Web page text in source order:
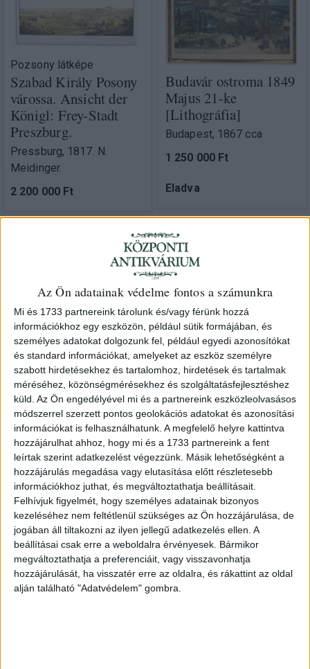
Az Ön adatainak védelme fontos a számunkra
Mi és 1733 partnereink tárolunk és/vagy férünk hozzá
információkhoz egy eszközön, például sütik formájában, és
személyes adatokat dolgozunk fel, például egyedi azonosítókat
és standard információkat, amelyeket az eszköz személyre
szabott hirdetésekhez és tartalomhoz, hirdetések és tartalmak
méréséhez, közönségmérésekhez és szolgáltatásfejlesztéshez
küld. Az Ön engedélyével mi és a partnereink eszközleolvasásos
módszerrel szerzett pontos geolokációs adatokat és azonosítási
információkat is felhasználhatunk. A megfelelő helyre kattintva
hozzájárulhat ahhoz, hogy mi és a 1733 partnereink a fent
leírtak szerint adatkezelést végezzünk. Másik lehetőségként a
hozzájárulás megadása vagy elutasítása előtt részletesebb
információkhoz juthat, és megváltoztathatja beállításait.
Felhívjuk figyelmét, hogy személyes adatainak bizonyos
kezeléséhez nem feltétlenül szükséges az Ön hozzájárulása, de
jogában áll tiltakozni az ilyen jellegű adatkezelés ellen. A
beállításai csak erre a weboldalra érvényesek. Bármikor
megváltoztathatja a preferenciáit, vagy visszavonhatja
hozzájárulását, ha visszatér erre az oldalra, és rákattint az oldal
alján található "Adatvédelem" gombra.
Pozsony látképe
Szabad Király Posony
várossa. Ansicht der
Königl: Frey-Stadt
Preszburg.
Pressburg, 1817. N.
Meidinger.
2 200 000 Ft
Budavár ostroma 1849
Majus 21-ke
[Lithográfia]
Budapest, 1867 cca
1 250 000 Ft
Eladva
Gurk, Eduard
Pest és Buda látképe a
függővasúttal
1828
1 300 000 Ft
Hondius, Jodocus
Virginiae Item et
Floridae Americae
Provinciarum, nova
Descriptio
[Amstelodami, 1619.]
900 000 Ft